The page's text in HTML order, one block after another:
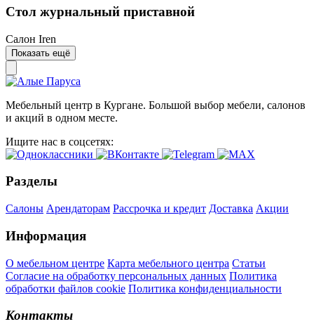
Стол журнальный приставной
Салон Iren
Показать ещё
Мебельный центр в Кургане. Большой выбор мебели, салонов
и акций в одном месте.
Ищите нас в соцсетях:
Разделы
Салоны Арендаторам Рассрочка и кредит Доставка Акции
Информация
О мебельном центре Карта мебельного центра Статьи
Согласие на обработку персональных данных Политика
обработки файлов cookie Политика конфиденциальности
Контакты